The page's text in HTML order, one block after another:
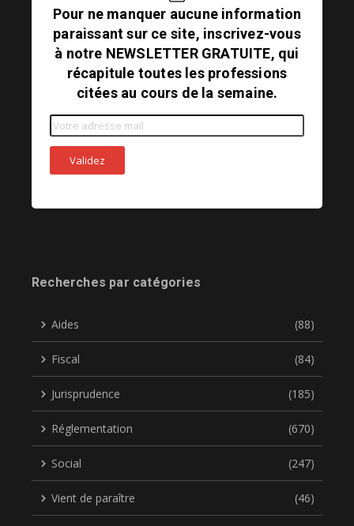
Pour ne manquer aucune information
paraissant sur ce site, inscrivez-vous
à notre NEWSLETTER GRATUITE, qui
récapitule toutes les professions
citées au cours de la semaine.
Recherches par catégories
Aides (88)
Fiscal (84)
Jurisprudence (185)
Réglementation (670)
Social (247)
Vient de paraître (46)